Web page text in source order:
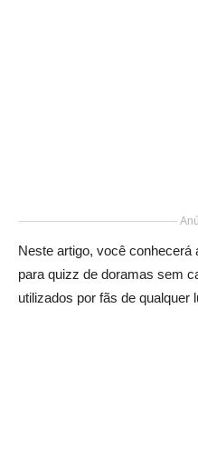
Neste artigo, você
para quizz de doramas sem
utilizados por fãs de qualquer